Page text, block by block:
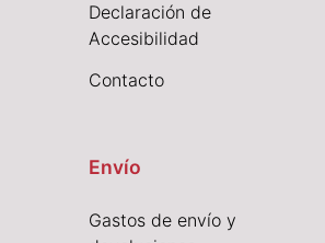
Declaración de
Accesibilidad
Contacto
Envío
Gastos de envío y